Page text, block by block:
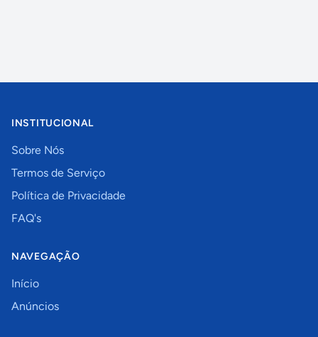
INSTITUCIONAL
Sobre Nós
Termos de Serviço
Política de Privacidade
FAQ's
NAVEGAÇÃO
Início
Anúncios